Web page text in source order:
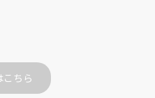
こちら